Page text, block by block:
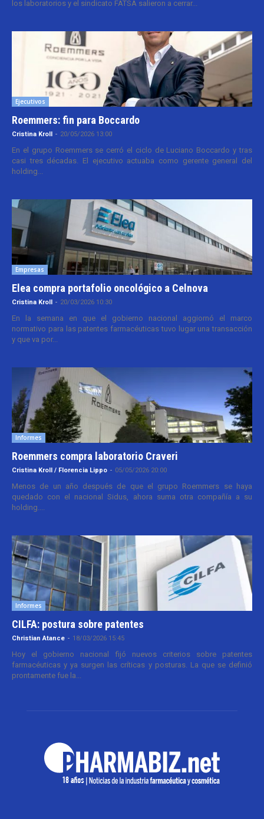
los laboratorios y el sindicato FATSA salieron a cerrar...
Ejecutivos
Roemmers: fin para Boccardo
Cristina Kroll - 20/05/2026 13:00
En el grupo Roemmers se cerró el ciclo de Luciano Boccardo y tras
casi tres décadas. El ejecutivo actuaba como gerente general del
holding...
Empresas
Elea compra portafolio oncológico a Celnova
Cristina Kroll - 20/03/2026 10:30
En la semana en que el gobierno nacional aggiornó el marco
normativo para las patentes farmacéuticas tuvo lugar una transacción
y que va por...
Informes
Roemmers compra laboratorio Craveri
Cristina Kroll / Florencia Lippo - 05/05/2026 20:00
Menos de un año después de que el grupo Roemmers se haya
quedado con el nacional Sidus, ahora suma otra compañía a su
holding....
Informes
CILFA: postura sobre patentes
Christian Atance - 18/03/2026 15:45
Hoy el gobierno nacional fijó nuevos criterios sobre patentes
farmacéuticas y ya surgen las críticas y posturas. La que se definió
prontamente fue la...